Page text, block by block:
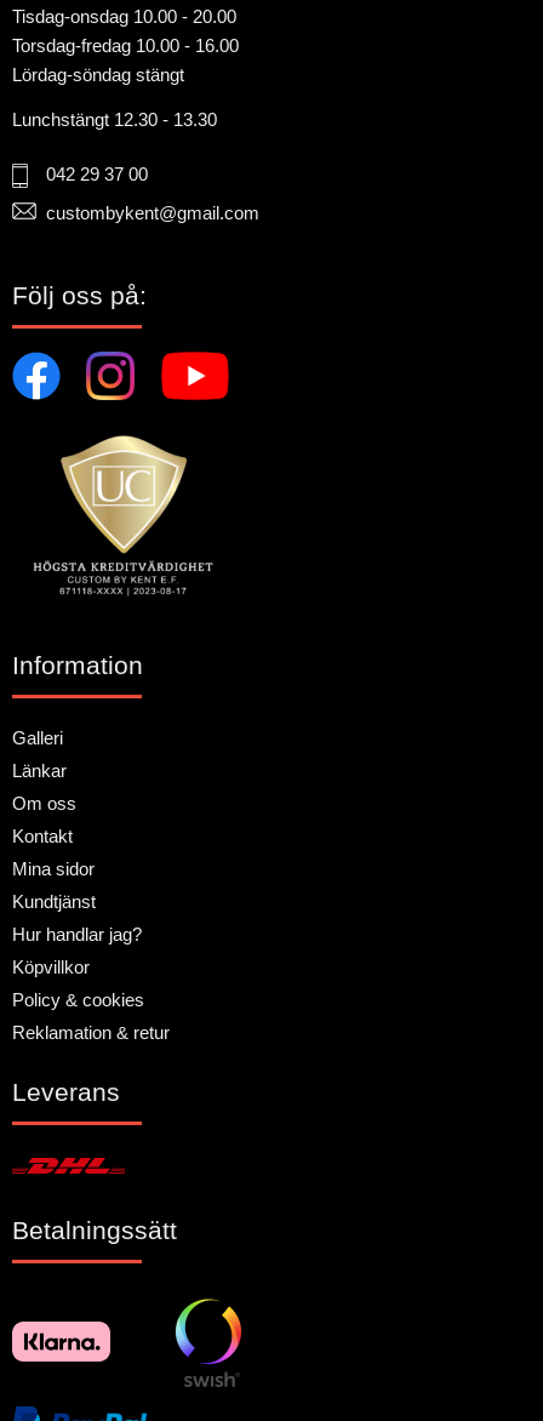
Tisdag-onsdag 10.00 - 20.00
Torsdag-fredag 10.00 - 16.00
Lördag-söndag stängt
Lunchstängt 12.30 - 13.30
042 29 37 00
custombykent@gmail.com
Följ oss på:
Information
Galleri
Länkar
Om oss
Kontakt
Mina sidor
Kundtjänst
Hur handlar jag?
Köpvillkor
Policy & cookies
Reklamation & retur
Leverans
Betalningssätt